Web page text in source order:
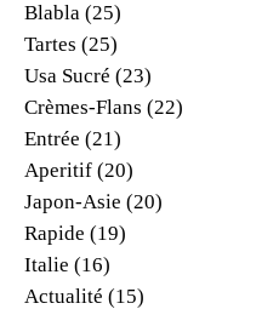
Blabla (25)
Tartes (25)
Usa Sucré (23)
Crèmes-Flans (22)
Entrée (21)
Aperitif (20)
Japon-Asie (20)
Rapide (19)
Italie (16)
Actualité (15)